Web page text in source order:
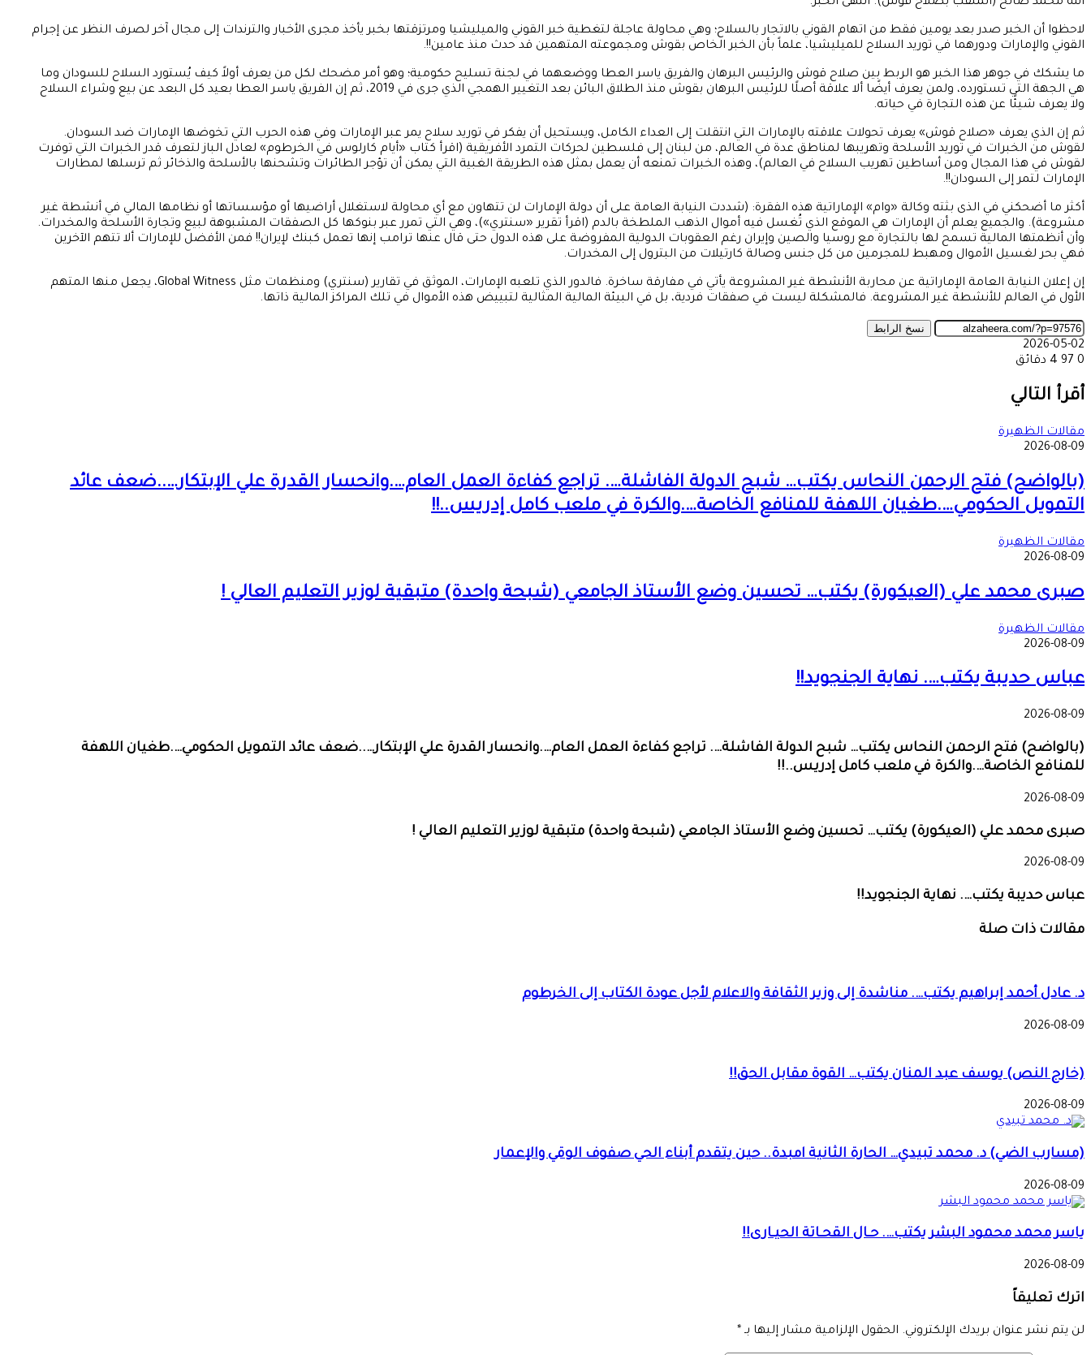
لاحظوا أن الخبر صدر بعد يومين فقط من اتهام القوني بالاتجار بالسلاح؛ وهي محاولة عاجلة لتغطية خبر القوني والميليشيا ومرتزقتها بخبر يأخذ مجرى الأخبار والترندات إلى مجال آخر لصرف النظر عن إجرام
القوني والإمارات ودورهما في توريد السلاح للميليشيا، علماً بأن الخبر الخاص بقوش ومجموعته المتهمين قد حدث منذ عامين!!.
ما يشكك في جوهر هذا الخبر هو الربط بين صلاح قوش والرئيس البرهان والفريق ياسر العطا ووضعهما في لجنة تسليح حكومية؛ وهو أمر مضحك لكل من يعرف أولاً كيف يُستورد السلاح للسودان وما
هي الجهة التي تستورده، ولمن يعرف أيضًا ألا علاقة أصلًا للرئيس البرهان بقوش منذ الطلاق البائن بعد التغيير الهمجي الذي جرى في 2019، ثم إن الفريق ياسر العطا بعيد كل البعد عن بيع وشراء السلاح
ولا يعرف شيئًا عن هذه التجارة في حياته.
ثم إن الذي يعرف «صلاح قوش» يعرف تحولات علاقته بالإمارات التي انتقلت إلى العداء الكامل، ويستحيل أن يفكر في توريد سلاح يمر عبر الإمارات وفي هذه الحرب التي تخوضها الإمارات ضد السودان.
لقوش من الخبرات في توريد الأسلحة وتهريبها لمناطق عدة في العالم، من لبنان إلى فلسطين لحركات التمرد الأفريقية (اقرأ كتاب «أيام كارلوس في الخرطوم» لعادل الباز لتعرف قدر الخبرات التي توفرت
لقوش في هذا المجال ومن أساطين تهريب السلاح في العالم)، وهذه الخبرات تمنعه أن يعمل بمثل هذه الطريقة الغبية التي يمكن أن تؤجر الطائرات وتشحنها بالأسلحة والذخائر ثم ترسلها لمطارات
الإمارات لتمر إلى السودان!!.
أكثر ما أضحكني في الذى بثته وكالة «وام» الإماراتية هذه الفقرة: (شددت النيابة العامة على أن دولة الإمارات لن تتهاون مع أي محاولة لاستغلال أراضيها أو مؤسساتها أو نظامها المالي في أنشطة غير
مشروعة). والجميع يعلم أن الإمارات هي الموقع الذي تُغسل فيه أموال الذهب الملطخة بالدم (اقرأ تقرير «سنتري»)، وهي التي تمرر عبر بنوكها كل الصفقات المشبوهة لبيع وتجارة الأسلحة والمخدرات.
وأن أنظمتها المالية تسمح لها بالتجارة مع روسيا والصين وإيران رغم العقوبات الدولية المفروضة على هذه الدول حتى قال عنها ترامب إنها تعمل كبنك لإيران!! فمن الأفضل للإمارات ألا تتهم الآخرين
فهي بحر لغسيل الأموال ومهبط للمجرمين من كل جنس وصالة كارتيلات من البترول إلى المخدرات.
إن إعلان النيابة العامة الإماراتية عن محاربة الأنشطة غير المشروعة يأتي في مفارقة ساخرة. فالدور الذي تلعبه الإمارات، الموثق في تقارير (سنتري) ومنظمات مثل Global Witness، يجعل منها المتهم
الأول في العالم للأنشطة غير المشروعة. فالمشكلة ليست في صفقات فردية، بل في البيئة المالية المثالية لتبييض هذه الأموال في تلك المراكز المالية ذاتها.
نسخ الرابط
2026-05-02
0
4 دقائق
عبر
البريد
أقرأ التالي
مقالات الظهيرة
2026-08-09
(بالواضح) فتح الرحمن النحاس يكتب… شبح الدولة الفاشلة…. تراجع كفاءة العمل العام….وانحسار القدرة علي الإبتكار…..ضعف عائد
التمويل الحكومي….طغيان اللهفة للمنافع الخاصة….والكرة في ملعب كامل إدريس..!!
مقالات الظهيرة
2026-08-09
صبرى محمد علي (العيكورة) يكتب… تحسين وضع الأستاذ الجامعي (شبحة واحدة) متبقية لوزير التعليم العالي !
مقالات الظهيرة
2026-08-09
عباس حديبة يكتب…. نهاية الجنجويد!!
2026-08-09
(بالواضح) فتح الرحمن النحاس يكتب… شبح الدولة الفاشلة…. تراجع كفاءة العمل العام….وانحسار القدرة علي الإبتكار…..ضعف عائد التمويل الحكومي….طغيان اللهفة
للمنافع الخاصة….والكرة في ملعب كامل إدريس..!!
2026-08-09
صبرى محمد علي (العيكورة) يكتب… تحسين وضع الأستاذ الجامعي (شبحة واحدة) متبقية لوزير التعليم العالي !
2026-08-09
عباس حديبة يكتب…. نهاية الجنجويد!!
مقالات ذات صلة
د. عادل أحمد إبراهيم يكتب…. مناشدة إلى وزير الثقافة والاعلام لأجل عودة الكتاب إلى الخرطوم
2026-08-09
(خارج النص) يوسف عبد المنان يكتب… القوة مقابل الحق!!
2026-08-09
(مسارب الضي) د. محمد تبيدي… الحارة الثانية امبدة.. حين يتقدم أبناء الحي صفوف الوقي والإعمار
2026-08-09
ياسر محمد محمود البشر يكتب…. حـال القحـاتة الحيـارى!!
2026-08-09
اترك تعليقاً
لن يتم نشر عنوان بريدك الإلكتروني. الحقول الإلزامية مشار إليها بـ *